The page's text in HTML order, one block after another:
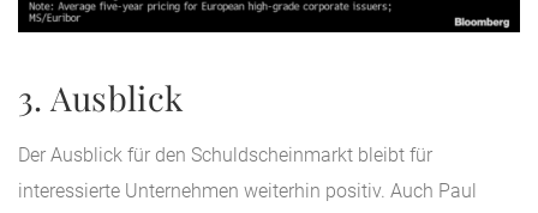
3. Ausblick
Der Ausblick für den Schuldscheinmarkt bleibt für
interessierte Unternehmen weiterhin positiv. Auch Paul